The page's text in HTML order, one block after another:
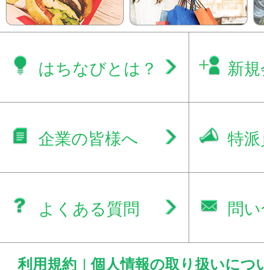
はちなびとは？ 新
企業の皆様へ 特
よくある質問 問
利用規約 | 個人情報の取り扱いにつ